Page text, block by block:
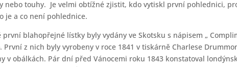
nebo touhy. Je velmi obtížné zjistit, kdo vytiskl první pohlednici,
je a co není pohlednice.
první blahopřejné lístky byly vydány ve Skotsku s nápisem „
První z nich byly vyrobeny v roce 1841 v tiskárně Charlese
v obálkách. Pár dní před Vánocemi roku 1843 konstatoval